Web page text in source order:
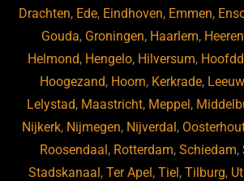
Drachten, Ede, Eindhoven, Emmen,
Gouda, Groningen, Haarlem,
Helmond, Hengelo, Hilversum,
Hoogezand, Hoorn, Kerkrade,
Lelystad, Maastricht, Meppel ,
Nijkerk, Nijmegen, Nijverdal ,
Roosendaal , Rotterdam, Schiedam,
Stadskanaal ,Ter Apel ,Tiel ,Tilburg,